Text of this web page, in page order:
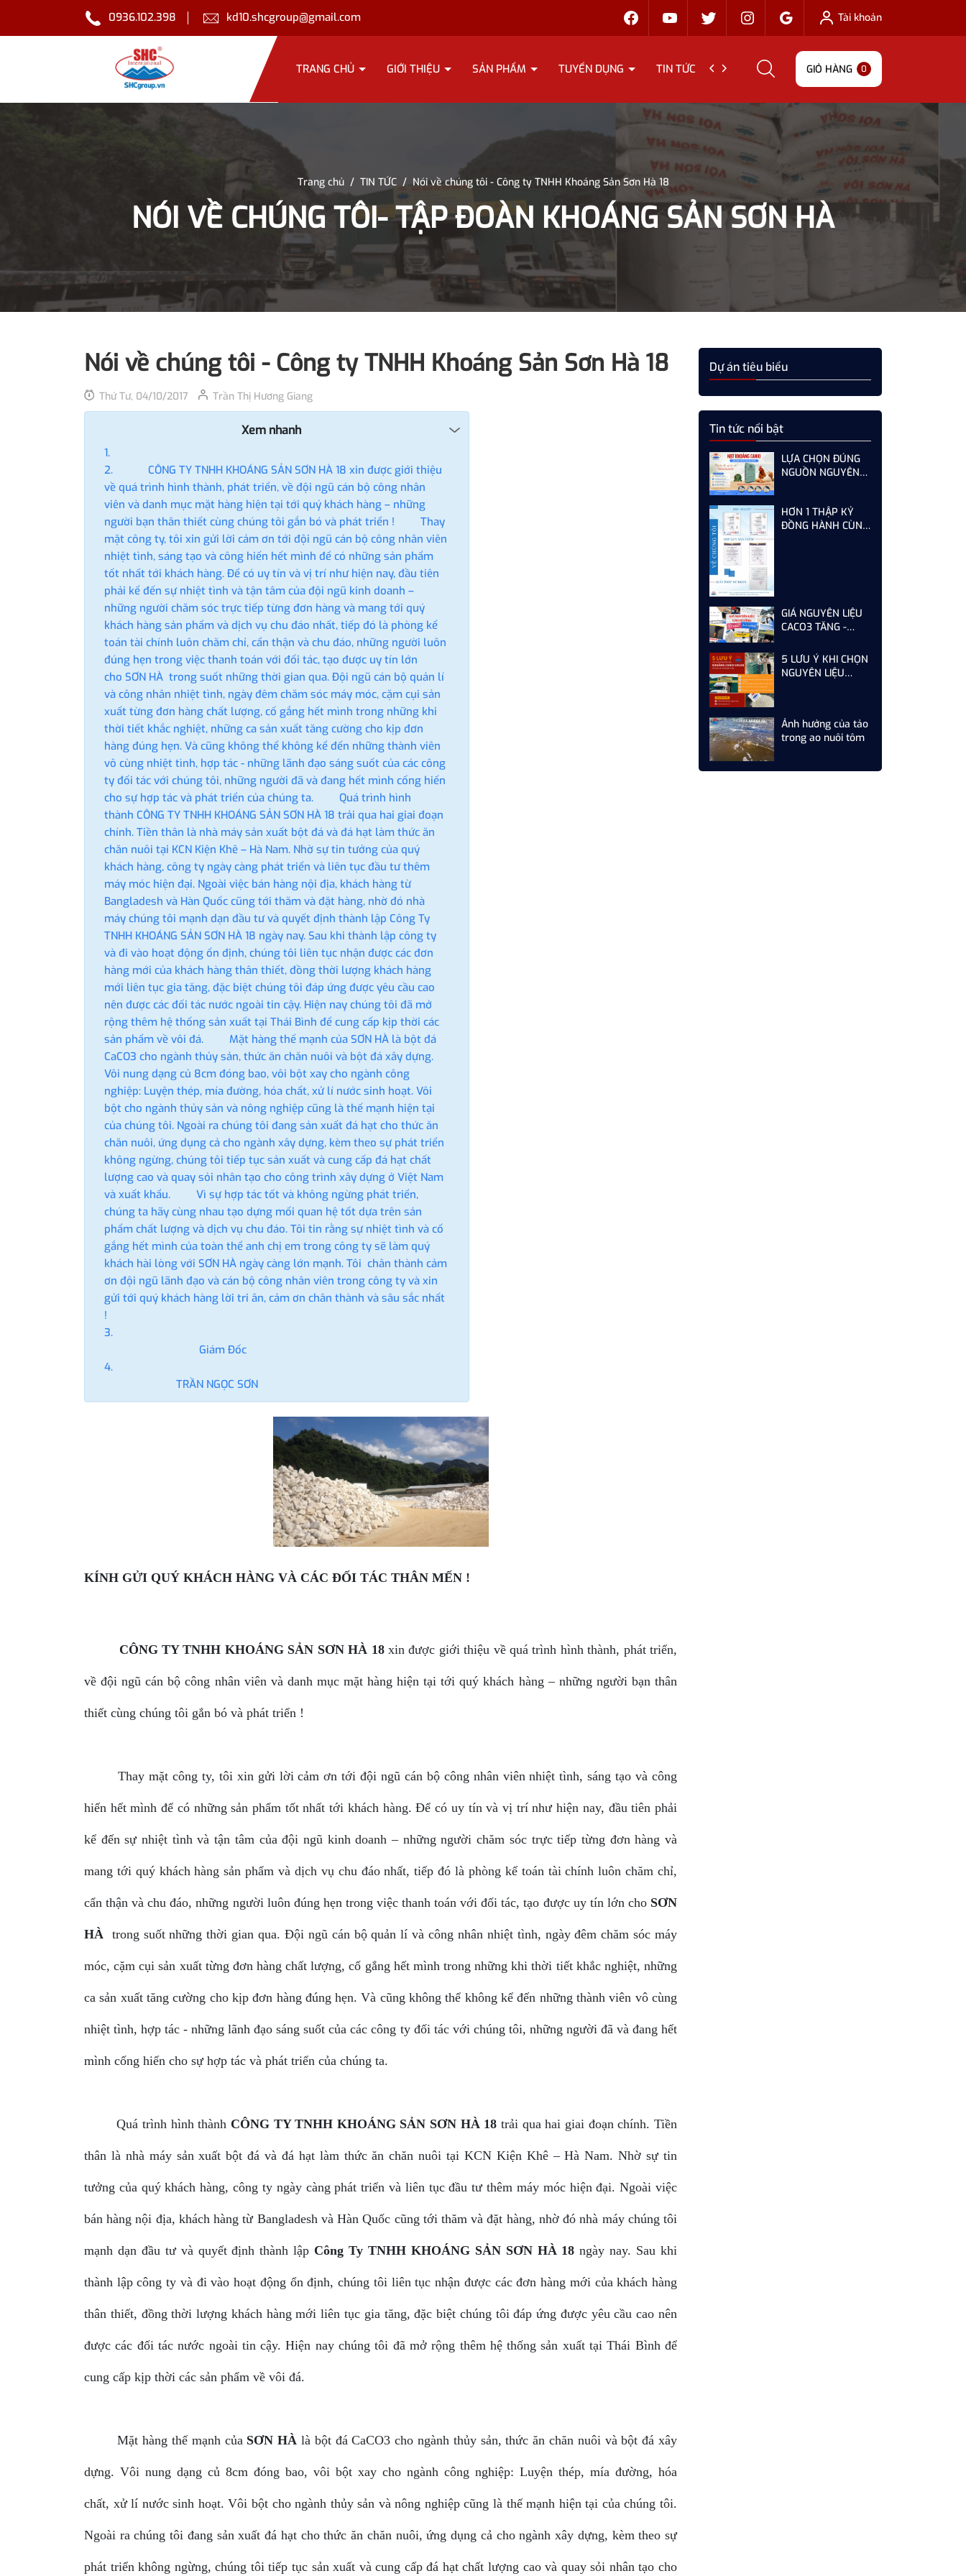
0936.102.398 kd10.shcgroup@gmail.com Tài khoản
TRANG CHỦ GIỚI THIỆU SẢN PHẨM TUYỂN DỤNG TIN TỨC LIÊN HỆ GIỎ HÀNG 0
Trang chủ / TIN TỨC / Nói về chúng tôi - Công ty TNHH Khoáng Sản Sơn Hà 18
NÓI VỀ CHÚNG TÔI- TẬP ĐOÀN KHOÁNG SẢN SƠN HÀ
Nói về chúng tôi - Công ty TNHH Khoáng Sản Sơn Hà 18
Thứ Tư, 04/10/2017 Trần Thị Hương Giang
Xem nhanh
CÔNG TY TNHH KHOÁNG SẢN SƠN HÀ 18 xin được giới thiệu
về quá trình hình thành, phát triển, về đội ngũ cán bộ công nhân
viên và danh mục mặt hàng hiện tại tới quý khách hàng – những
người bạn thân thiết cùng chúng tôi gắn bó và phát triển ! Thay
mặt công ty, tôi xin gửi lời cảm ơn tới đội ngũ cán bộ công nhân viên
nhiệt tình, sáng tạo và công hiến hết mình để có những sản phẩm
tốt nhất tới khách hàng. Để có uy tín và vị trí như hiện nay, đầu tiên
phải kể đến sự nhiệt tình và tận tâm của đội ngũ kinh doanh –
những người chăm sóc trực tiếp từng đơn hàng và mang tới quý
khách hàng sản phẩm và dịch vụ chu đáo nhất, tiếp đó là phòng kế
toán tài chính luôn chăm chỉ, cẩn thận và chu đáo, những người luôn
đúng hẹn trong việc thanh toán với đối tác, tạo được uy tín lớn
cho SƠN HÀ trong suốt những thời gian qua. Đội ngũ cán bộ quản lí
và công nhân nhiệt tình, ngày đêm chăm sóc máy móc, cặm cụi sản
xuất từng đơn hàng chất lượng, cố gắng hết mình trong những khi
thời tiết khắc nghiệt, những ca sản xuất tăng cường cho kịp đơn
hàng đúng hẹn. Và cũng không thể không kể đến những thành viên
vô cùng nhiệt tình, hợp tác - những lãnh đạo sáng suốt của các công
ty đối tác với chúng tôi, những người đã và đang hết mình cống hiến
cho sự hợp tác và phát triển của chúng ta. Quá trình hình
thành CÔNG TY TNHH KHOÁNG SẢN SƠN HÀ 18 trải qua hai giai đoạn
chính. Tiền thân là nhà máy sản xuất bột đá và đá hạt làm thức ăn
chăn nuôi tại KCN Kiện Khê – Hà Nam. Nhờ sự tin tưởng của quý
khách hàng, công ty ngày càng phát triển và liên tục đầu tư thêm
máy móc hiện đại. Ngoài việc bán hàng nội địa, khách hàng từ
Bangladesh và Hàn Quốc cũng tới thăm và đặt hàng, nhờ đó nhà
máy chúng tôi mạnh dạn đầu tư và quyết định thành lập Công Ty
TNHH KHOÁNG SẢN SƠN HÀ 18 ngày nay. Sau khi thành lập công ty
và đi vào hoạt động ổn định, chúng tôi liên tục nhận được các đơn
hàng mới của khách hàng thân thiết, đồng thời lượng khách hàng
mới liên tục gia tăng, đặc biệt chúng tôi đáp ứng được yêu cầu cao
nên được các đối tác nước ngoài tin cậy. Hiện nay chúng tôi đã mở
rộng thêm hệ thống sản xuất tại Thái Bình để cung cấp kịp thời các
sản phẩm về vôi đá. Mặt hàng thế mạnh của SƠN HÀ là bột đá
CaCO3 cho ngành thủy sản, thức ăn chăn nuôi và bột đá xây dựng.
Vôi nung dạng củ 8cm đóng bao, vôi bột xay cho ngành công
nghiệp: Luyện thép, mía đường, hóa chất, xử lí nước sinh hoạt. Vôi
bột cho ngành thủy sản và nông nghiệp cũng là thế mạnh hiện tại
của chúng tôi. Ngoài ra chúng tôi đang sản xuất đá hạt cho thức ăn
chăn nuôi, ứng dụng cả cho ngành xây dựng, kèm theo sự phát triển
không ngừng, chúng tôi tiếp tục sản xuất và cung cấp đá hạt chất
lượng cao và quay sỏi nhân tạo cho công trình xây dựng ở Việt Nam
và xuất khẩu. Vì sự hợp tác tốt và không ngừng phát triển,
chúng ta hãy cùng nhau tạo dựng mối quan hệ tốt dựa trên sản
phẩm chất lượng và dịch vụ chu đáo. Tôi tin rằng sự nhiệt tình và cố
gắng hết mình của toàn thể anh chị em trong công ty sẽ làm quý
khách hài lòng với SƠN HÀ ngày càng lớn mạnh. Tôi chân thành cảm
ơn đội ngũ lãnh đạo và cán bộ công nhân viên trong công ty và xin
gửi tới quý khách hàng lời tri ân, cảm ơn chân thành và sâu sắc nhất
!
Giám Đốc
TRẦN NGỌC SƠN
KÍNH GỬI QUÝ KHÁCH HÀNG VÀ CÁC ĐỐI TÁC THÂN MẾN !
CÔNG TY TNHH KHOÁNG SẢN SƠN HÀ 18 xin được giới thiệu về quá trình hình thành, phát triển,
về đội ngũ cán bộ công nhân viên và danh mục mặt hàng hiện tại tới quý khách hàng – những người bạn thân
thiết cùng chúng tôi gắn bó và phát triển !
Thay mặt công ty, tôi xin gửi lời cảm ơn tới đội ngũ cán bộ công nhân viên nhiệt tình, sáng tạo và công
hiến hết mình để có những sản phẩm tốt nhất tới khách hàng. Để có uy tín và vị trí như hiện nay, đầu tiên phải
kể đến sự nhiệt tình và tận tâm của đội ngũ kinh doanh – những người chăm sóc trực tiếp từng đơn hàng và
mang tới quý khách hàng sản phẩm và dịch vụ chu đáo nhất, tiếp đó là phòng kế toán tài chính luôn chăm chỉ,
cẩn thận và chu đáo, những người luôn đúng hẹn trong việc thanh toán với đối tác, tạo được uy tín lớn cho SƠN
HÀ trong suốt những thời gian qua. Đội ngũ cán bộ quản lí và công nhân nhiệt tình, ngày đêm chăm sóc máy
móc, cặm cụi sản xuất từng đơn hàng chất lượng, cố gắng hết mình trong những khi thời tiết khắc nghiệt, những
ca sản xuất tăng cường cho kịp đơn hàng đúng hẹn. Và cũng không thể không kể đến những thành viên vô cùng
nhiệt tình, hợp tác - những lãnh đạo sáng suốt của các công ty đối tác với chúng tôi, những người đã và đang hết
mình cống hiến cho sự hợp tác và phát triển của chúng ta.
Quá trình hình thành CÔNG TY TNHH KHOÁNG SẢN SƠN HÀ 18trải qua hai giai đoạn chính. Tiền
thân là nhà máy sản xuất bột đá và đá hạt làm thức ăn chăn nuôi tại KCN Kiện Khê – Hà Nam. Nhờ sự tin
tưởng của quý khách hàng, công ty ngày càng phát triển và liên tục đầu tư thêm máy móc hiện đại. Ngoài việc
bán hàng nội địa, khách hàng từ Bangladesh và Hàn Quốc cũng tới thăm và đặt hàng, nhờ đó nhà máy chúng tôi
mạnh dạn đầu tư và quyết định thành lập Công Ty TNHH KHOÁNG SẢN SƠN HÀ 18 ngày nay. Sau khi
thành lập công ty và đi vào hoạt động ổn định, chúng tôi liên tục nhận được các đơn hàng mới của khách hàng
thân thiết, đồng thời lượng khách hàng mới liên tục gia tăng, đặc biệt chúng tôi đáp ứng được yêu cầu cao nên
được các đối tác nước ngoài tin cậy. Hiện nay chúng tôi đã mở rộng thêm hệ thống sản xuất tại Thái Bình để
cung cấp kịp thời các sản phẩm về vôi đá.
Mặt hàng thế mạnh của SƠN HÀ là bột đá CaCO3 cho ngành thủy sản, thức ăn chăn nuôi và bột đá xây
dựng. Vôi nung dạng củ 8cm đóng bao, vôi bột xay cho ngành công nghiệp: Luyện thép, mía đường, hóa
chất, xử lí nước sinh hoạt. Vôi bột cho ngành thủy sản và nông nghiệp cũng là thế mạnh hiện tại của chúng tôi.
Ngoài ra chúng tôi đang sản xuất đá hạt cho thức ăn chăn nuôi, ứng dụng cả cho ngành xây dựng, kèm theo sự
phát triển không ngừng, chúng tôi tiếp tục sản xuất và cung cấp đá hạt chất lượng cao và quay sỏi nhân tạo cho
Dự án tiêu biểu
Tin tức nổi bật
LỰA CHỌN ĐÚNG
NGUỒN NGUYÊN
TỐI ƯU CHO GÀ,
VỊT ĐẺ NĂNG SUẤT
HƠN 1 THẬP KỶ
ĐỒNG HÀNH CÙNG
GIÁ NGUYÊN LIỆU
CACO3 TĂNG -
CẦN LÀM GÌ ĐỂ TỐI
ƯU CHI PHÍ
5 LƯU Ý KHI CHỌN
NGUYÊN LIỆU
XUẤT THỨC ĂN
CHĂN NUÔI
Ảnh hưởng của tảo
trong ao nuôi tôm